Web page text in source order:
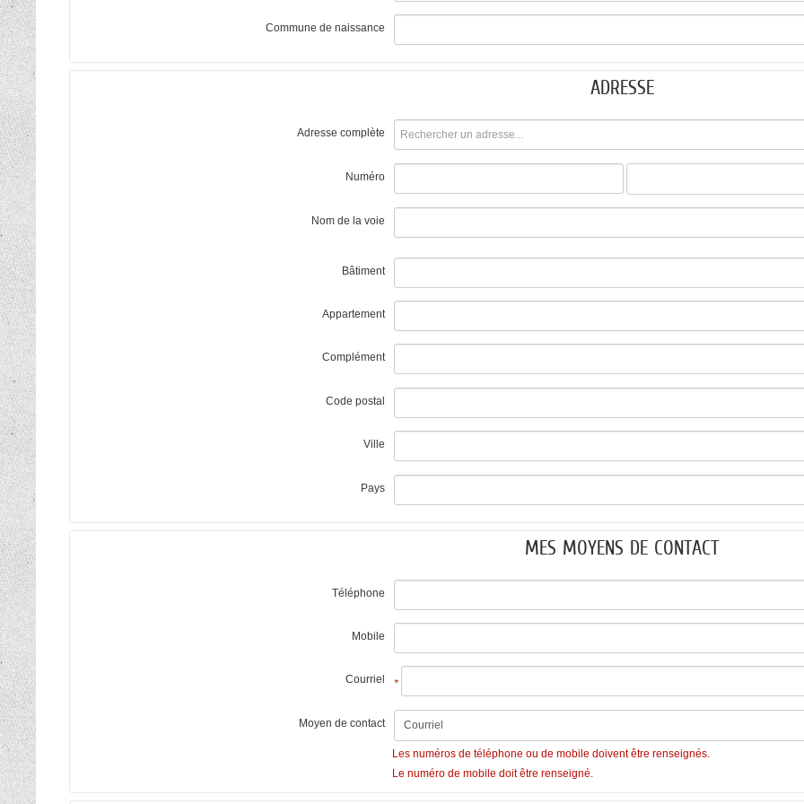
Commune de naissance
ADRESSE
Adresse complète
Numéro
Nom de la voie
Bâtiment
Appartement
Complément
Code postal
Ville
Pays
MES MOYENS DE CONTACT
Téléphone
Mobile
*
Courriel
Moyen de contact
Les numéros de téléphone ou de mobile doivent être renseignés.
Le numéro de mobile doit être renseigné.